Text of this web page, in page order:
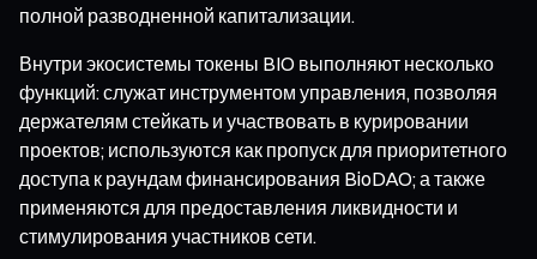
полной разводненной капитализации.
Внутри экосистемы токены BIO выполняют несколько
функций: служат инструментом управления, позволяя
держателям стейкать и участвовать в курировании
проектов; используются как пропуск для приоритетного
доступа к раундам финансирования BioDAO; а также
применяются для предоставления ликвидности и
стимулирования участников сети.